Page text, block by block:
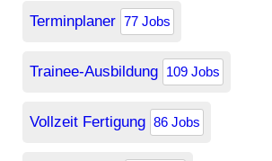
Terminplaner 77 Jobs
Trainee-Ausbildung 109 Jobs
Vollzeit Fertigung 86 Jobs